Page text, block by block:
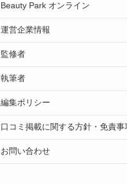
Beauty Park オンライン
運営企業情報
監修者
執筆者
編集ポリシー
口コミ掲載に関する方針・免責事
お問い合わせ